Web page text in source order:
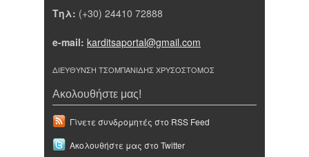
Τηλ: (+30) 24410 72888
e-mail: karditsaportal@gmail.com
ΔΙΕΥΘΥΝΣΗ ΤΣΟΜΠΑΝΙΔΗΣ ΧΡΥΣΟΣΤΟΜΟΣ
Ακολουθήστε μας!
Γίνετε συνδρομητές στο RSS Feed
Ακολουθήστε μας στο Twitter